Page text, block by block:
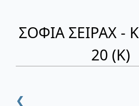
ΣΟΦΙΑ ΣΕΙΡΑΧ -
20 (Κ)
❮